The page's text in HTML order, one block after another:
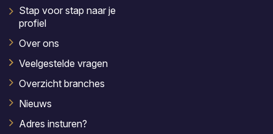
Stap voor stap naar je
profiel
Over ons
Veelgestelde vragen
Overzicht branches
Nieuws
Adres insturen?